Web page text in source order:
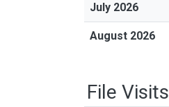
July 2026
August 2026
File Visits